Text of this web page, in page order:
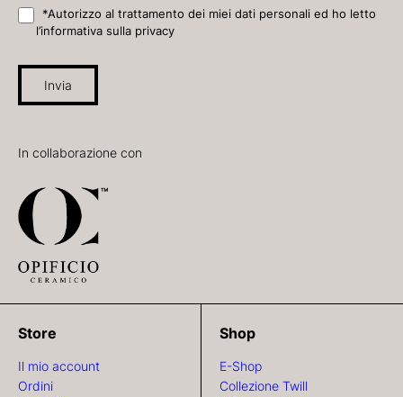
*Autorizzo al trattamento dei miei dati personali ed ho letto
l’informativa sulla privacy
Invia
In collaborazione con
Store
Il mio account
Ordini
Shop
E-Shop
Collezione Twill